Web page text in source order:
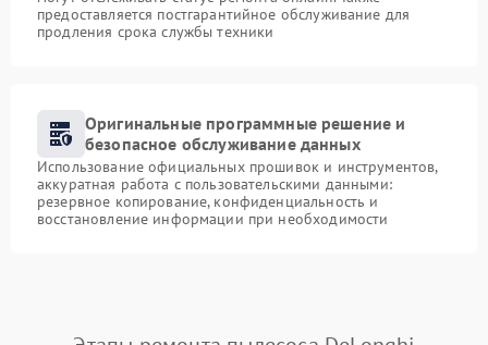
предоставляется постгарантийное обслуживание для
продления срока службы техники
Оригинальные программные решение и
безопасное обслуживание данных
Использование официальных прошивок и инструментов,
аккуратная работа с пользовательскими данными:
резервное копирование, конфиденциальность и
восстановление информации при необходимости